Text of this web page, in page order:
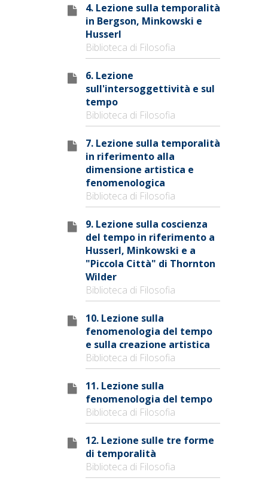
4. Lezione sulla temporalità
in Bergson, Minkowski e
Husserl
Biblioteca di Filosofia
6. Lezione
sull'intersoggettività e sul
tempo
Biblioteca di Filosofia
7. Lezione sulla temporalità
in riferimento alla
dimensione artistica e
fenomenologica
Biblioteca di Filosofia
9. Lezione sulla coscienza
del tempo in riferimento a
Husserl, Minkowski e a
"Piccola Città" di Thornton
Wilder
Biblioteca di Filosofia
10. Lezione sulla
fenomenologia del tempo
e sulla creazione artistica
Biblioteca di Filosofia
11. Lezione sulla
fenomenologia del tempo
Biblioteca di Filosofia
12. Lezione sulle tre forme
di temporalità
Biblioteca di Filosofia